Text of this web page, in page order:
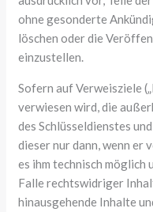
ohne gesonderte
löschen oder die
einzustellen.
Sofern auf Verweisziele
verwiesen wird, die
des Schlüsseldienstes
dieser nur dann, wenn er
es ihm technisch möglich
Falle rechtswidriger
hinausgehende Inhalte